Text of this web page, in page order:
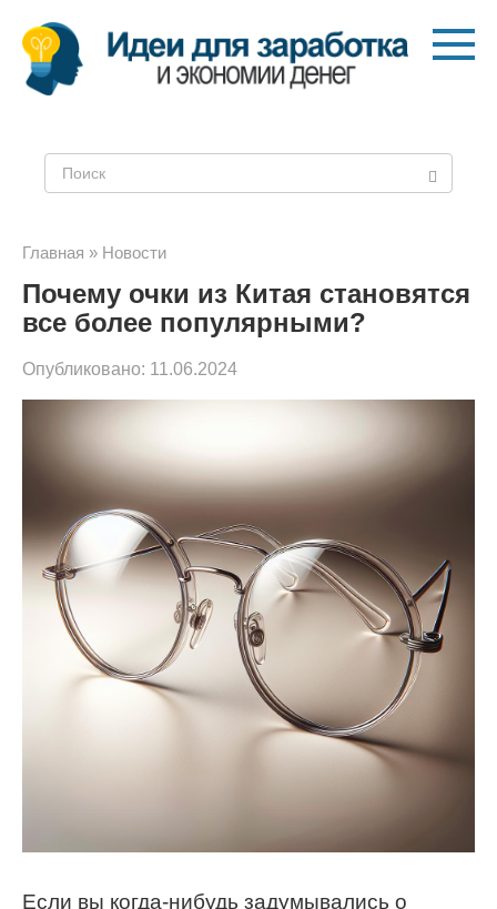
Перейти
контенту
Главная » Новости
Почему очки из Китая становятся
все более популярными?
Опубликовано: 11.06.2024
Если вы когда-нибудь задумывались о